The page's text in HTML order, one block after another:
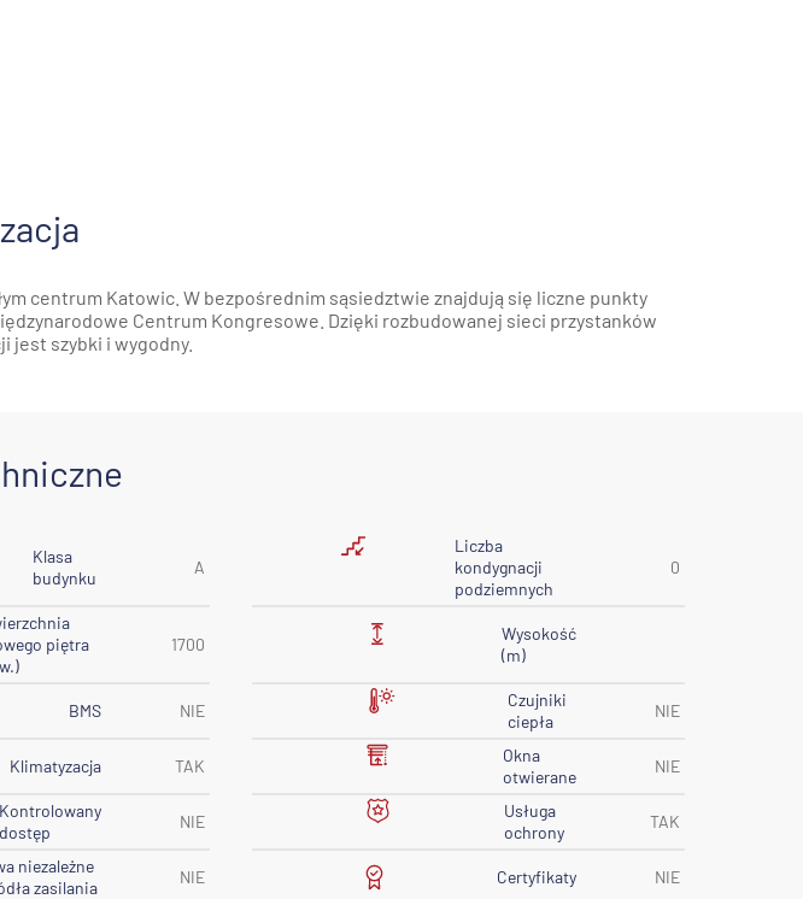
centrum Katowic. W bezpośrednim sąsiedztwie znajdują się liczne punkty
Centrum Kongresowe. Dzięki rozbudowanej sieci przystanków
jest szybki i wygodny.
Klasa
budynku
A
Liczba
kondygnacji
podziemnych
0
piętra
1700
Wysokość
(m)
BMS NIE
Czujniki
ciepła
NIE
Klimatyzacja TAK
Okna
otwierane
NIE
Kontrolowany
dostęp
NIE
Usługa
ochrony
TAK
niezależne
zasilania
NIE Certyfikaty NIE